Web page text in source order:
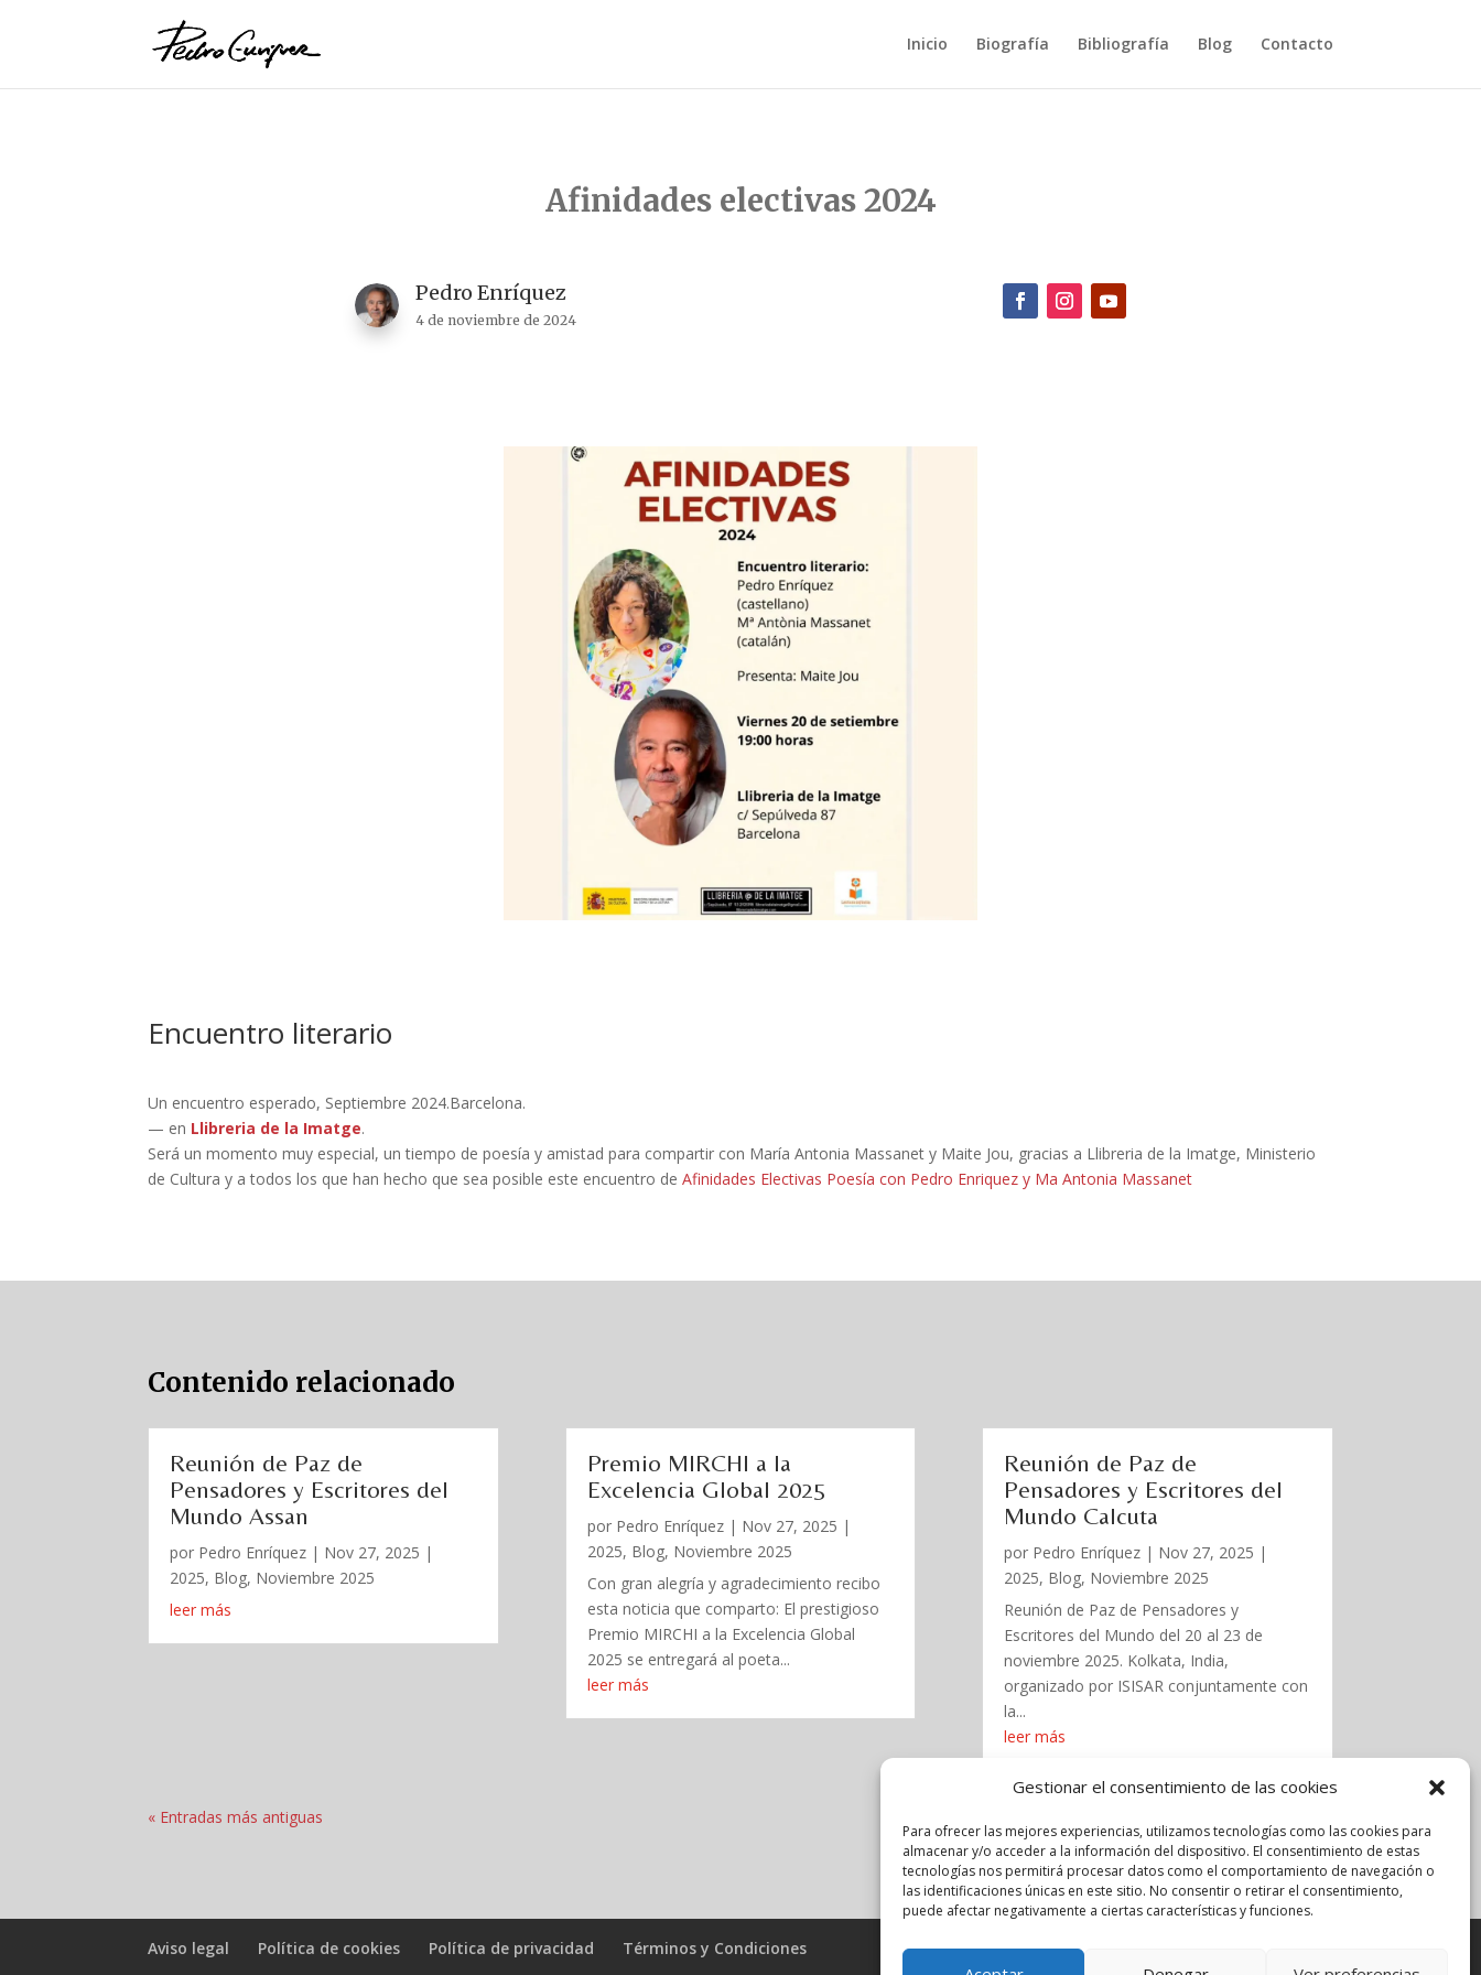
Gestionar el consentimiento de las cookies
Para ofrecer las mejores experiencias, utilizamos tecnologías como las cookies para
almacenar y/o acceder a la información del dispositivo. El consentimiento de estas
tecnologías nos permitirá procesar datos como el comportamiento de navegación o
las identificaciones únicas en este sitio. No consentir o retirar el consentimiento,
puede afectar negativamente a ciertas características y funciones.
Inicio Biografía Bibliografía Blog Contacto
Afinidades electivas 2024
Pedro Enríquez
4 de noviembre de 2024
Encuentro literario
Un encuentro esperado, Septiembre 2024.Barcelona.
— en Llibreria de la Imatge.
Será un momento muy especial, un tiempo de poesía y amistad para compartir con María Antonia Massanet y Maite Jou, gracias a Llibreria de la Imatge, Ministerio
de Cultura y a todos los que han hecho que sea posible este encuentro deAfinidades Electivas Poesía con Pedro Enriquez y Ma Antonia Massanet
Contenido relacionado
Reunión de Paz de
Pensadores y Escritores del
Mundo Assan
por Pedro Enríquez | Nov 27, 2025 |
2025, Blog, Noviembre 2025
leer más
Premio MIRCHI a la
Excelencia Global 2025
por Pedro Enríquez| Nov 27, 2025 |
2025, Blog, Noviembre 2025
Con gran alegría y agradecimiento recibo
esta noticia que comparto: El prestigioso
Premio MIRCHI a la Excelencia Global
2025 se entregará al poeta...
leer más
Reunión de Paz de
Pensadores y Escritores del
Mundo Calcuta
por Pedro Enríquez| Nov 27, 2025 |
2025, Blog, Noviembre 2025
Reunión de Paz de Pensadores y
Escritores del Mundo del 20 al 23 de
noviembre 2025. Kolkata, India,
organizado por ISISAR conjuntamente con
la...
leer más
« Entradas más antiguas
Aviso legal Política de cookies Política de privacidad Términos y Condiciones